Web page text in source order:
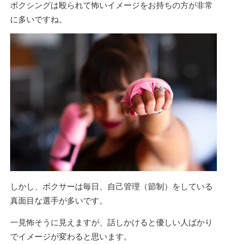
ボクシングは殴られて怖いイメージをお持ちの方が非常
に多いですね。
しかし、ボクサーは毎日、自己管理（節制）をしている
真面目な選手が多いです。
一見怖そうに見えますが、話しかけると優しい人ばかり
でイメージが変わると思います。